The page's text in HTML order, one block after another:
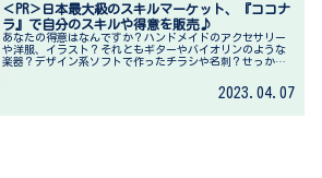
＜PR＞日本最大級のスキルマーケット、『ココナ
ラ』で自分のスキルや得意を販売♪
あなたの得意はなんですか？ハンドメイドのアクセサリー
や洋服、イラスト？それともギターやバイオリンのような
楽器？デザイン系ソフトで作ったチラシや名刺？せっかく
2023.04.07